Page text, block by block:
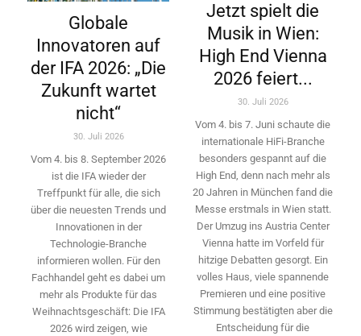
Globale
Innovatoren auf
der IFA 2026: „Die
Zukunft wartet
nicht“
30. Juli 2026
Vom 4. bis 8. September 2026
ist die IFA wieder der
Treffpunkt für alle, die sich
über die neuesten Trends und
Innovationen in der
Technologie-­Branche
informieren wollen. Für den
Fachhandel geht es dabei um
mehr als Produkte für das
Weihnachtsgeschäft: Die IFA
2026 wird ­zeigen, wie
Jetzt spielt die
Musik in Wien:
High End Vienna
2026 feiert...
30. Juli 2026
Vom 4. bis 7. Juni schaute die
internationale HiFi-Branche
besonders gespannt auf die
High End, denn nach mehr als
20 Jahren in München fand die
Messe erstmals in Wien statt.
Der Umzug ins Austria Center
Vienna hatte im Vorfeld für
hitzige Debatten gesorgt. Ein
volles Haus, viele spannende
Premieren und eine positive
Stimmung bestätigten aber die
Entscheidung für die